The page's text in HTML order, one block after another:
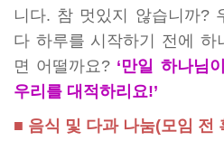
니다. 참 멋있지 않습니까?
다 하루를 시작하기 전에 하
면 어떨까요? ‘만일 하나님
우리를 대적하리요!’
■ 음식 및 다과 나눔(모임 전